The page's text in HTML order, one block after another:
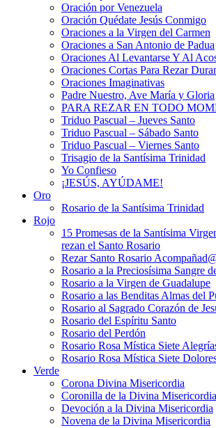
Oración por Venezuela
Oración Quédate Jesús Conmigo
Oraciones a la Virgen del Carmen
Oraciones a San Antonio de Padua
Oraciones Al Levantarse Y Al
Oraciones Cortas Para Rezar
Oraciones Imaginativas
Padre Nuestro, Ave María y Gloria
PARA REZAR EN TODO
Triduo Pascual – Jueves Santo
Triduo Pascual – Sábado Santo
Triduo Pascual – Viernes Santo
Trisagio de la Santísima Trinidad
Yo Confieso
¡JESÚS, AYÚDAME!
Oro
Rosario de la Santísima Trinidad
Rojo
15 Promesas de la Santísima
rezan el Santo Rosario
Rezar Santo Rosario
Rosario a la Preciosísima Sangre
Rosario a la Virgen de Guadalupe
Rosario a las Benditas Almas del
Rosario al Sagrado Corazón de
Rosario del Espíritu Santo
Rosario del Perdón
Rosario Rosa Mística Siete
Rosario Rosa Mística Siete
Verde
Corona Divina Misericordia
Coronilla de la Divina Misericordia
Devoción a la Divina Misericordia
Novena de la Divina Misericordia